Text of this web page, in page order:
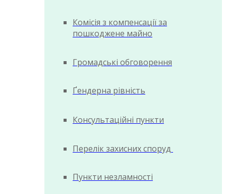
Комісія з компенсації за
пошкоджене майно
Громадські обговорення
Ґендерна рівність
Консультаційні пункти
Перелік захисних споруд
Пункти незламності